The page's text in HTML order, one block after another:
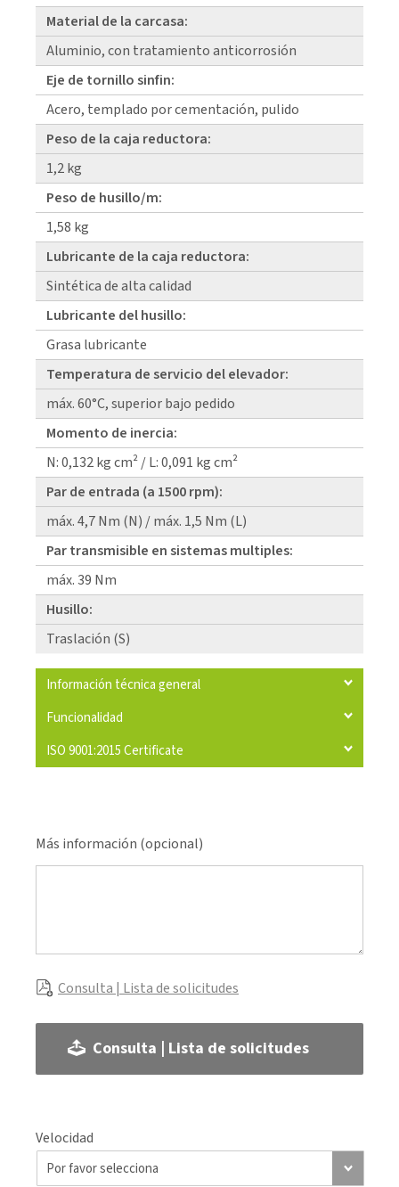
Material de la carcasa:
Aluminio, con tratamiento anticorrosión
Eje de tornillo sinfin:
Acero, templado por cementación, pulido
Peso de la caja reductora:
1,2 kg
Peso de husillo/m:
1,58 kg
Lubricante de la caja reductora:
Sintética de alta calidad
Lubricante del husillo:
Grasa lubricante
Temperatura de servicio del elevador:
máx. 60°C, superior bajo pedido
Momento de inercia:
N: 0,132 kg cm² / L: 0,091 kg cm²
Par de entrada (a 1500 rpm):
máx. 4,7 Nm (N) / máx. 1,5 Nm (L)
Par transmisible en sistemas multiples:
máx. 39 Nm
Husillo:
Traslación (S)
Información técnica general
Funcionalidad
ISO 9001:2015 Certificate
Más información (opcional)
Consulta | Lista de solicitudes
Consulta | Lista de solicitudes
Velocidad